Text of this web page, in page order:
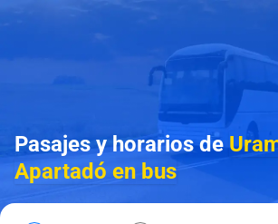
Pasajes y horarios de
Apartadó en bus